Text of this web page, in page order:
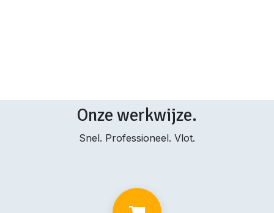
Onze werkwijze.
Snel. Professioneel. Vlot.